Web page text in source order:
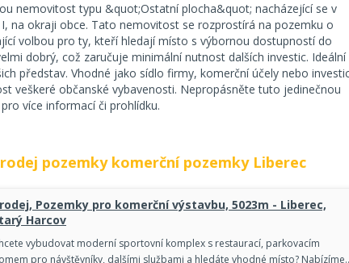
nemovitost typu &quot;Ostatní plocha&quot; nacházející se v
na okraji obce. Tato nemovitost se rozprostírá na pozemku o
volbou pro ty, kteří hledají místo s výbornou dostupností do
dobrý, což zaručuje minimální nutnost dalších investic. Ideální
představ. Vhodné jako sídlo firmy, komerční účely nebo
veškeré občanské vybavenosti. Nepropásněte tuto jedinečnou
více informací či prohlídku.
pozemky komerční pozemky Liberec
Pozemky pro komerční výstavbu, 5023m - Liberec,
Harcov
vybudovat moderní sportovní komplex s restaurací, parkovacím
pro návštěvníky, dalšími službami a hledáte vhodné místo?